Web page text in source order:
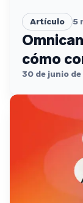
Artículo 5
cómo
30 de junio